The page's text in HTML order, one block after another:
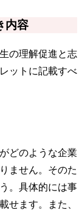
内容
の理解促進と志
ットに記載すべ
どのような企業
ません。そのた
。具体的には事
せます。また、